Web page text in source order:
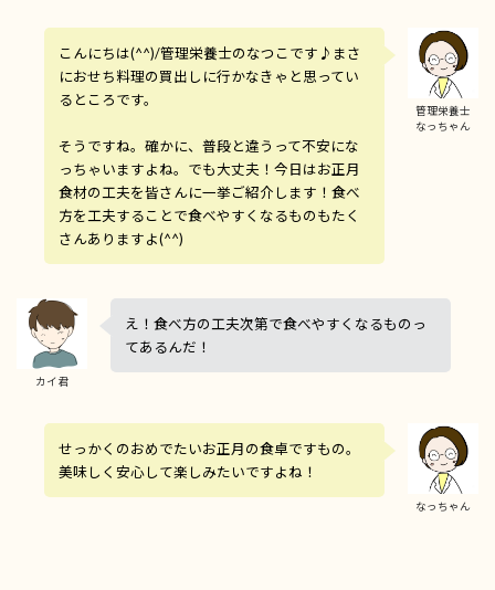
管理栄養士
なっちゃん
こんにちは(^^)/管理栄養士のなつこです♪まさ
におせち料理の買出しに行かなきゃと思ってい
るところです。
そうですね。確かに、普段と違うって不安にな
っちゃいますよね。でも大丈夫！今日はお正月
食材の工夫を皆さんに一挙ご紹介します！食べ
方を工夫することで食べやすくなるものもたく
さんありますよ(^^)
カイ君
え！食べ方の工夫次第で食べやすくなるものっ
てあるんだ！
なっちゃん
せっかくのおめでたいお正月の食卓ですもの。
美味しく安心して楽しみたいですよね！